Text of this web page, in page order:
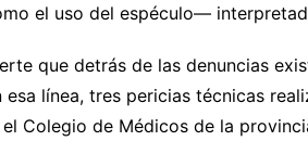
el uso del espéculo—
que detrás de las denuncias
esa línea, tres pericias técnicas
Colegio de Médicos de la